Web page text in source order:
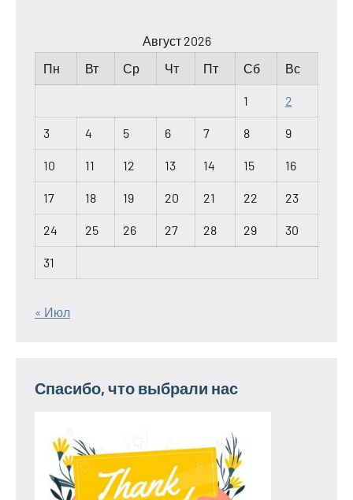
Август 2026
Пн
Вт Ср Чт Пт Сб Вс
1 2
3 4 5 6 7 8 9
10 11 12 13 14 15 16
17 18 19 20 21 22 23
24 25 26 27 28 29 30
31
« Июл
Спасибо, что выбрали нас